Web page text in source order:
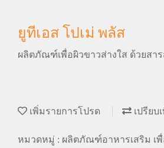
ยูทีเอส โปเม่ พลัส
ผลิตภัณฑ์เพื่อผิวขาวส่างใส ด้วยสา
เพิ่มรายการโปรด เปรียบ
หมวดหมู่ : ผลิตภัณฑ์อาหารเสริม เ